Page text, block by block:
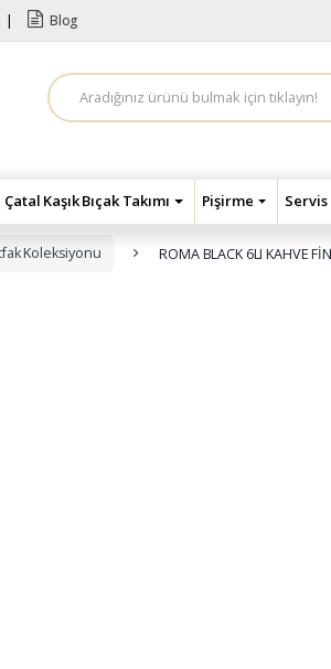
Blog
A
r
a
Çatal Kaşık Bıçak Takımı Pişirme Servis
Koleksiyonu ROMA BLACK 6LI KAHVE